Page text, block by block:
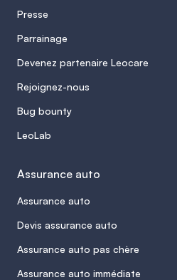
Presse
Parrainage
Devenez partenaire Leocare
Rejoignez-nous
Bug bounty
LeoLab
Assurance auto
Assurance auto
Devis assurance auto
Assurance auto pas chère
Assurance auto immédiate